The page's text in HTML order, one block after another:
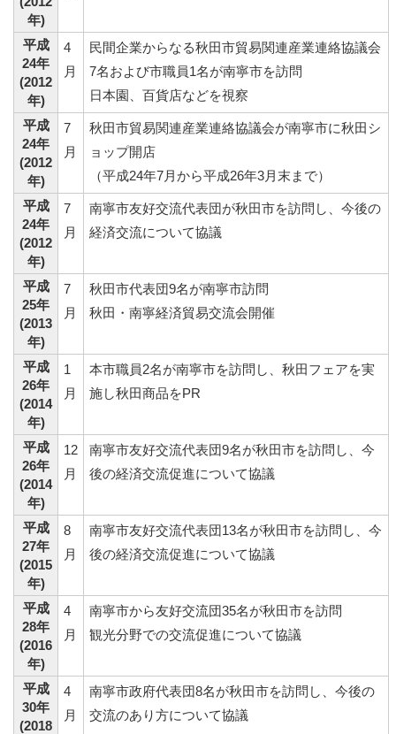
年)
平成
24年
(2012
年)
4
月
民間企業からなる秋田市貿易関連産業連絡協議会
7名および市職員1名が南寧市を訪問
日本園、百貨店などを視察
平成
24年
(2012
年)
7
月
秋田市貿易関連産業連絡協議会が南寧市に秋田シ
ョップ開店
（平成24年7月から平成26年3月末まで）
平成
24年
(2012
年)
7
月
南寧市友好交流代表団が秋田市を訪問し、今後の
経済交流について協議
平成
25年
(2013
年)
7
月
秋田市代表団9名が南寧市訪問
秋田・南寧経済貿易交流会開催
平成
26年
(2014
年)
1
月
本市職員2名が南寧市を訪問し、秋田フェアを実
施し秋田商品をPR
平成
26年
(2014
年)
12
月
南寧市友好交流代表団9名が秋田市を訪問し、今
後の経済交流促進について協議
平成
27年
(2015
年)
8
月
南寧市友好交流代表団13名が秋田市を訪問し、今
後の経済交流促進について協議
平成
28年
(2016
年)
4
月
南寧市から友好交流団35名が秋田市を訪問
観光分野での交流促進について協議
平成
30年
(2018
4
月
南寧市政府代表団8名が秋田市を訪問し、今後の
交流のあり方について協議